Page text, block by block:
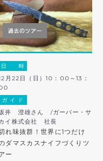
日 時
月22日（日）10：00～13：
ガ イ ド
井 澄雄さん /ガーバー・サ
イ株式会社 社長
れ味抜群！世界に1つだけ
ダマスカスナイフづくりツ
ー